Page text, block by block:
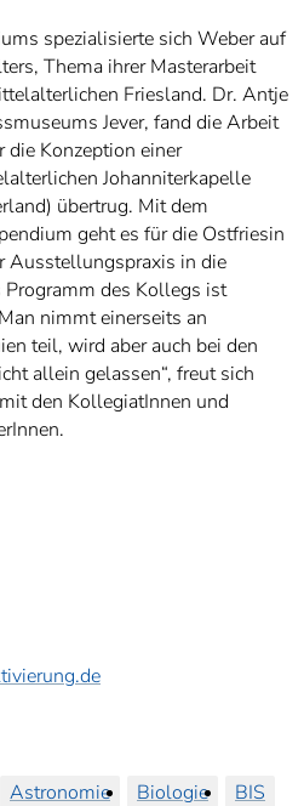
spezialisierte sich Weber auf
Thema ihrer Masterarbeit
Friesland. Dr. Antje
Jever, fand die Arbeit
die Konzeption einer
Johanniterkapelle
übertrug. Mit dem
geht es für die Ostfriesin
Ausstellungspraxis in die
des Kollegs ist
nimmt einerseits an
teil, wird aber auch bei den
allein gelassen“, freut sich
den KollegiatInnen und
Astronomie Biologie
BIS